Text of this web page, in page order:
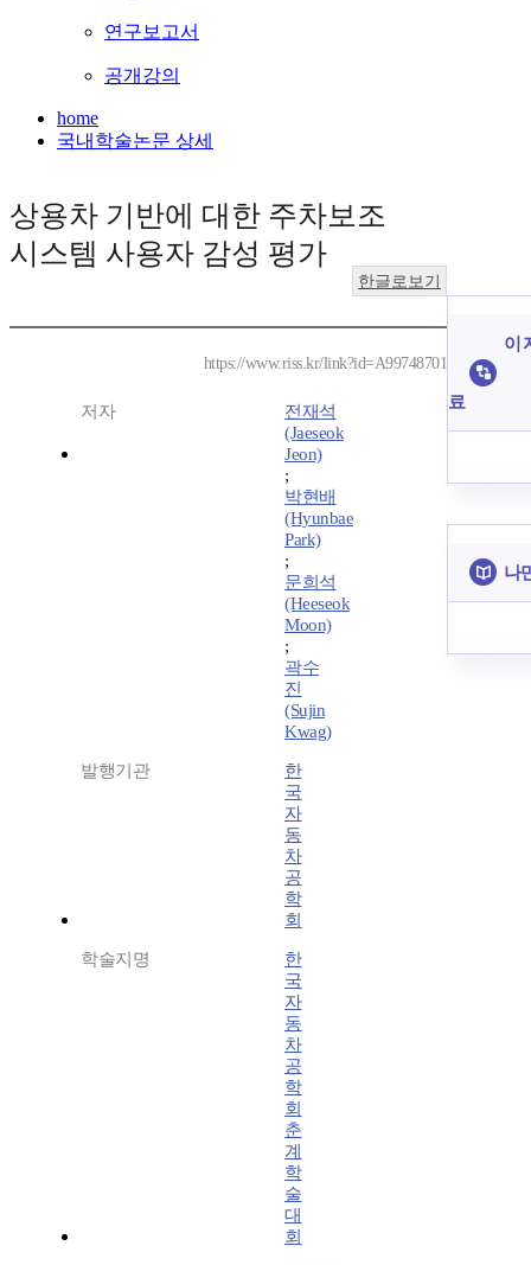
연구보고서
공개강의
home
국내학술논문 상세
상용차 기반에 대한 주차보조
시스템 사용자 감성 평가
한글로보기
https://www.riss.kr/link?id=A99748701
저자
전재석
(Jaeseok
Jeon)
;
박현배
(Hyunbae
Park)
;
문희석
(Heeseok
Moon)
;
곽수
진
(Sujin
Kwag)
발행기관
한
국
자
동
차
공
학
회
학술지명
한
국
자
동
차
공
학
회
춘
계
학
술
대
회
이
료
나